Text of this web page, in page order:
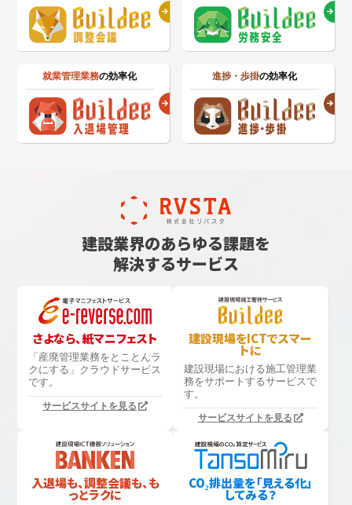
就業管理業務の効率化 進捗・歩掛の効率化
建設業界のあらゆる課題を
解決するサービス
さよなら、紙マニフェスト
「産廃管理業務をとことんラ
クにする」 クラウドサービス
です。
サービスサイトを見る
建設現場をICTでスマー
トに
建設現場における施工管理業
務をサポートするサービスで
す。
サービスサイトを見る
入退場も、調整会議も、も
っとラクに
CO₂排出量を「見える化」
してみる？